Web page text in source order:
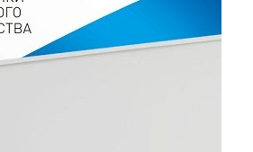
СТАБИЛИЗАТОРЫ НАПРЯЖЕНИЯ